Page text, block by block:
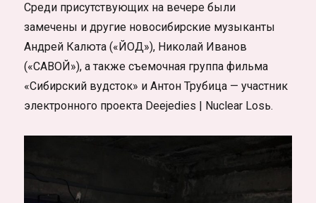
Среди присутствующих на вечере были
замечены и другие новосибирские музыканты
Андрей Калюта («ЙОД»), Николай Иванов
(«САВОЙ»), а также съемочная группа фильма
«Сибирский вудсток» и Антон Трубица — участник
электронного проекта Deejedies | Nuclear Losь.